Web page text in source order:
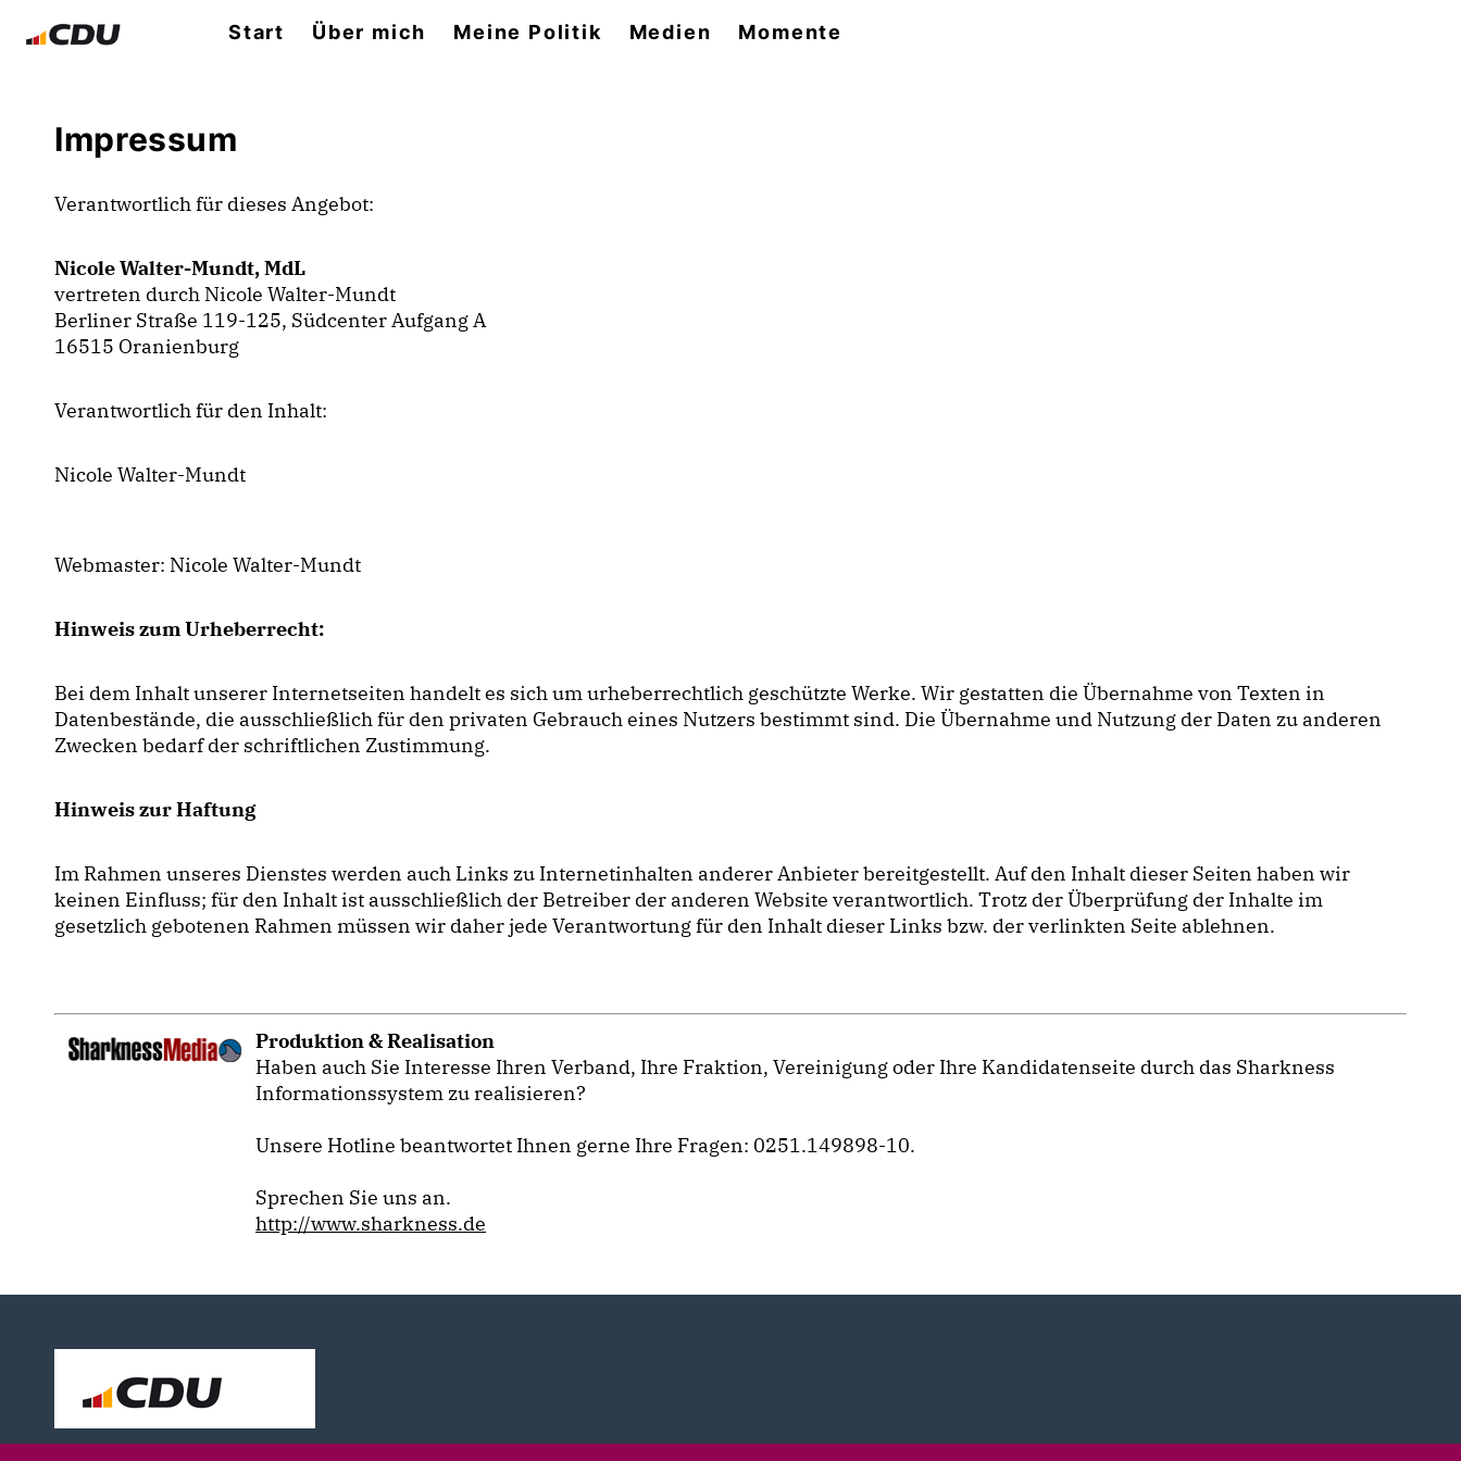
Start Über mich Meine Politik Medien Momente
Impressum
Verantwortlich für dieses Angebot:
Nicole Walter-Mundt, MdL
vertreten durch Nicole Walter-Mundt
Berliner Straße 119-125, Südcenter Aufgang A
16515 Oranienburg
Verantwortlich für den Inhalt:
Nicole Walter-Mundt
Webmaster: Nicole Walter-Mundt
Hinweis zum Urheberrecht:
Bei dem Inhalt unserer Internetseiten handelt es sich um urheberrechtlich geschützte Werke. Wir gestatten die Übernahme von Texten in
Datenbestände, die ausschließlich für den privaten Gebrauch eines Nutzers bestimmt sind. Die Übernahme und Nutzung der Daten zu anderen
Zwecken bedarf der schriftlichen Zustimmung.
Hinweis zur Haftung
Im Rahmen unseres Dienstes werden auch Links zu Internetinhalten anderer Anbieter bereitgestellt. Auf den Inhalt dieser Seiten haben wir
keinen Einfluss; für den Inhalt ist ausschließlich der Betreiber der anderen Website verantwortlich. Trotz der Überprüfung der Inhalte im
gesetzlich gebotenen Rahmen müssen wir daher jede Verantwortung für den Inhalt dieser Links bzw. der verlinkten Seite ablehnen.
Produktion & Realisation
Haben auch Sie Interesse Ihren Verband, Ihre Fraktion, Vereinigung oder Ihre Kandidatenseite durch das Sharkness
Informationssystem zu realisieren?
Unsere Hotline beantwortet Ihnen gerne Ihre Fragen: 0251.149898-10.
Sprechen Sie uns an.
http://www.sharkness.de